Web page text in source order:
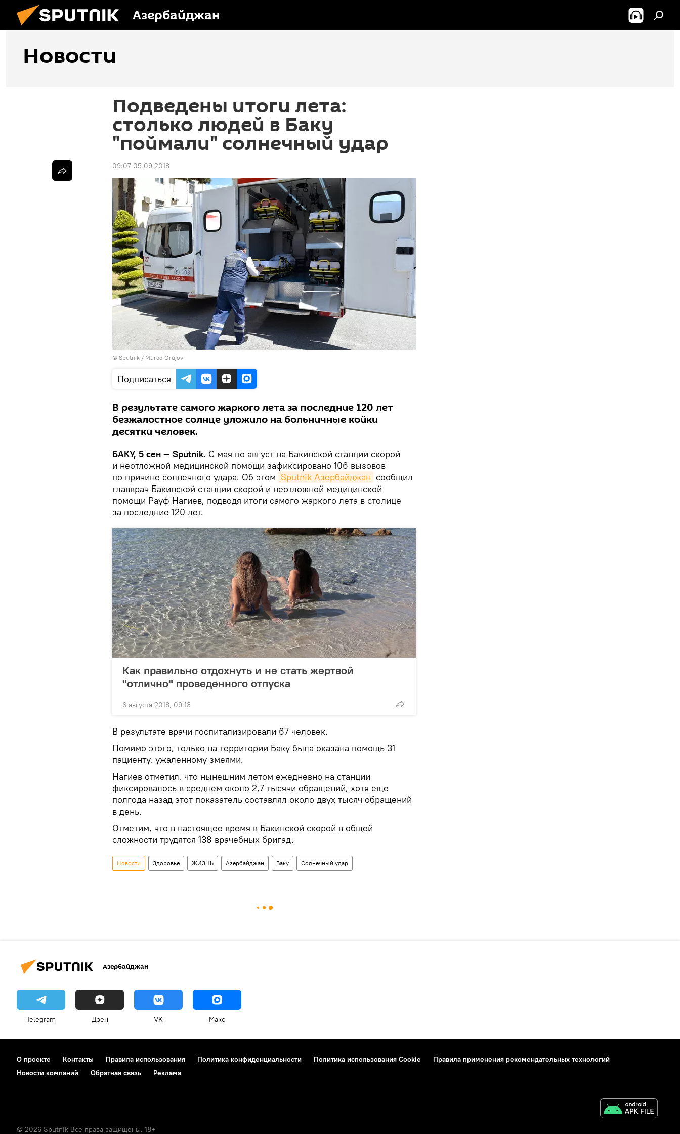
Азербайджан
Новости
Подведены итоги лета:
столько людей в Баку
"поймали" солнечный удар
09:07 05.09.2018
© Sputnik / Murad Orujov
Подписаться
В результате самого жаркого лета за последние 120 лет
безжалостное солнце уложило на больничные койки
десятки человек.
БАКУ, 5 сен — Sputnik. С мая по август на Бакинской станции скорой
и неотложной медицинской помощи зафиксировано 106 вызовов
по причине солнечного удара. Об этом Sputnik Азербайджан сообщил
главврач Бакинской станции скорой и неотложной медицинской
помощи Рауф Нагиев, подводя итоги самого жаркого лета в столице
за последние 120 лет.
Как правильно отдохнуть и не стать жертвой
"отлично" проведенного отпуска
6 августа 2018, 09:13
В результате врачи госпитализировали 67 человек.
Помимо этого, только на территории Баку была оказана помощь 31
пациенту, ужаленному змеями.
Нагиев отметил, что нынешним летом ежедневно на станции
фиксировалось в среднем около 2,7 тысячи обращений, хотя еще
полгода назад этот показатель составлял около двух тысяч обращений
в день.
Отметим, что в настоящее время в Бакинской скорой в общей
сложности трудятся 138 врачебных бригад.
Новости Здоровье ЖИЗНЬ Азербайджан Баку Солнечный удар
Азербайджан
Telegram Дзен VK Макс
О проекте Контакты Правила использования Политика конфиденциальности Политика использования Cookie
Правила применения рекомендательных технологий
Новости компаний
Обратная связь Реклама
© 2026 Sputnik Все права защищены. 18+